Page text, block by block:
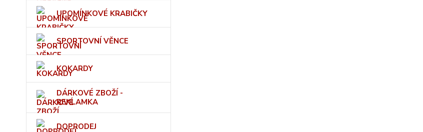
UPOMÍNKOVÉ KRABIČKY
SPORTOVNÍ VĚNCE
KOKARDY
DÁRKOVÉ ZBOŽÍ -
REKLAMKA
DOPRODEJ